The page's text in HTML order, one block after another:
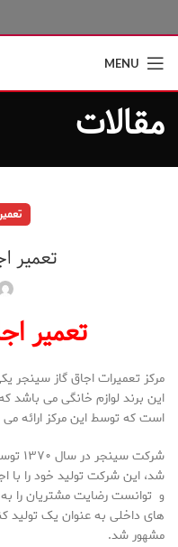
MENU
مقالات
تعمیر
تعمیر
مرکز تعمیرات اجاق گاز
این برند لوازم خانگی می باشد
است که توسط این مرکز ارائه
شد، این شرکت تولید خود را با
و توانست رضایت مشتریان را
های داخلی به عنوان یک تولید
مشهور شد.